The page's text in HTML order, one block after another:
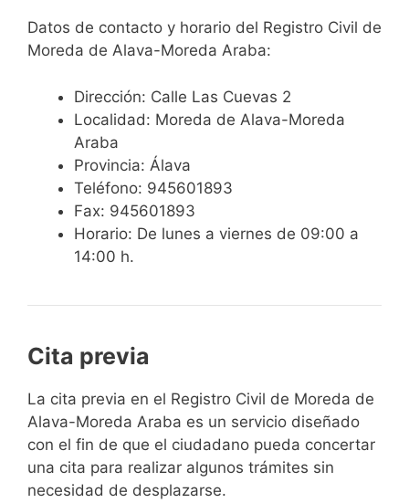
Datos de contacto y horario del Registro Civil de
Moreda de Alava-Moreda Araba:
Dirección: Calle Las Cuevas 2
Localidad: Moreda de Alava-Moreda
Araba
Provincia: Álava
Teléfono: 945601893
Fax: 945601893
Horario: De lunes a viernes de 09:00 a
14:00 h.
Cita previa
​​​​​​​​​​​​​​​​​​​​​​​​​​​​La cita previa en el Registro Civil de Moreda de
Alava-Moreda Araba es un servicio diseñado
con el fin de que el ciudadano pueda concertar
una cita para realizar algunos trámites sin
necesidad de desplazarse.​